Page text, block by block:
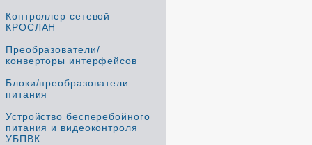
Контроллер сетевой
КРОСЛАН
Преобразователи/
конверторы интерфейсов
Блоки/преобразователи
питания
Устройство бесперебойного
питания и видеоконтроля
УБПВК